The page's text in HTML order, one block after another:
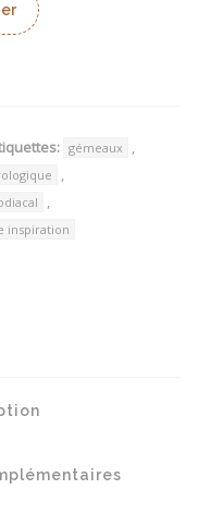
gémeaux ,
,
,
inspiration